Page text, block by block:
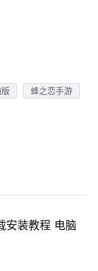
蜂之恋手游
安装教程 电脑